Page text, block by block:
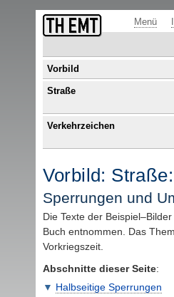
Menü
Vorbild
Straße
Verkehrzeichen
Vorbild:
Sperrungen und
Die Texte der
Buch entnommen. Das
Vorkriegszeit.
Abschnitte dieser Seite:
Halbseitige Sperrungen